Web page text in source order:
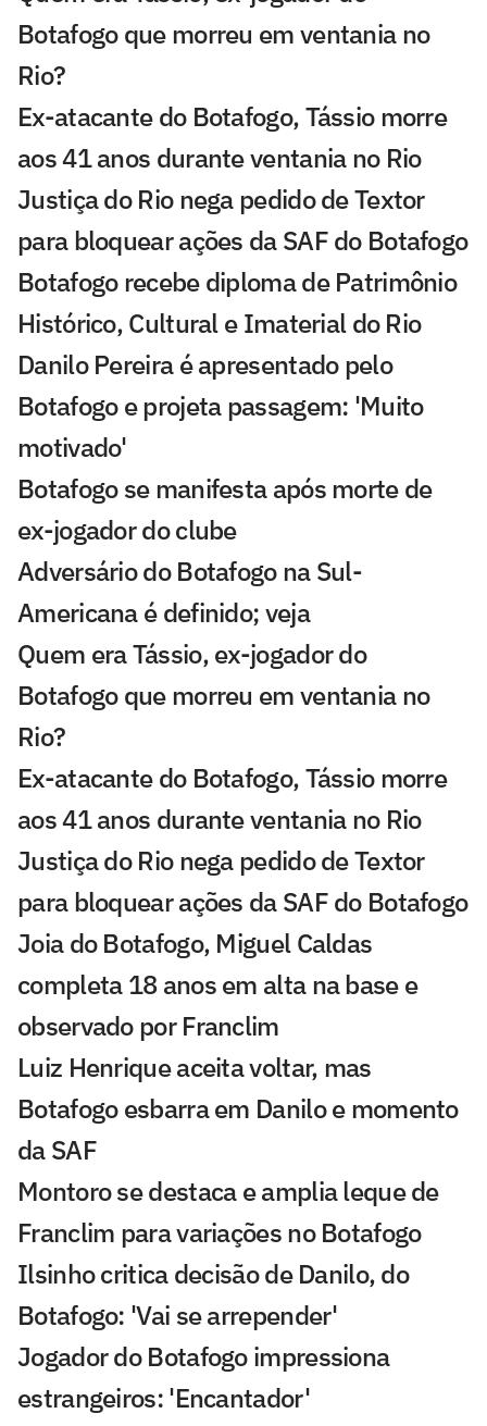
Botafogo que morreu em ventania no
Rio?
Ex-atacante do Botafogo, Tássio morre
aos 41 anos durante ventania no Rio
Justiça do Rio nega pedido de Textor
para bloquear ações da SAF do Botafogo
Botafogo recebe diploma de Patrimônio
Histórico, Cultural e Imaterial do Rio
Danilo Pereira é apresentado pelo
Botafogo e projeta passagem: 'Muito
motivado'
Botafogo se manifesta após morte de
ex-jogador do clube
Adversário do Botafogo na Sul-
Americana é definido; veja
Quem era Tássio, ex-jogador do
Botafogo que morreu em ventania no
Rio?
Ex-atacante do Botafogo, Tássio morre
aos 41 anos durante ventania no Rio
Justiça do Rio nega pedido de Textor
para bloquear ações da SAF do Botafogo
Joia do Botafogo, Miguel Caldas
completa 18 anos em alta na base e
observado por Franclim
Luiz Henrique aceita voltar, mas
Botafogo esbarra em Danilo e momento
da SAF
Montoro se destaca e amplia leque de
Franclim para variações no Botafogo
Ilsinho critica decisão de Danilo, do
Botafogo: 'Vai se arrepender'
Jogador do Botafogo impressiona
estrangeiros: 'Encantador'